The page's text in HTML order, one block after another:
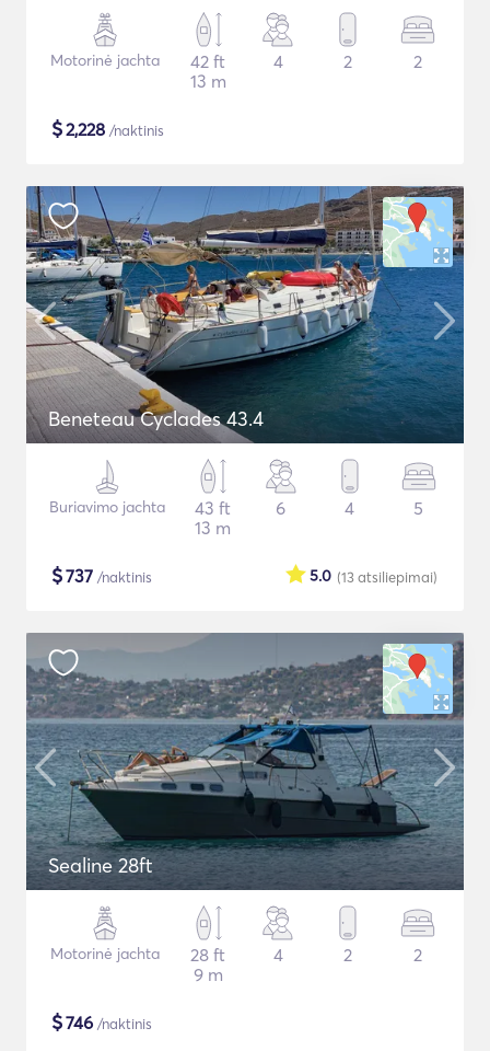
Motorinė jachta
42 ft
13 m
4 2 2
$2,228 /naktinis
Beneteau Cyclades 43.4
Buriavimo jachta
43 ft
13 m
6 4 5
$737 /naktinis (13atsiliepimai)
5.0
Sealine 28ft
Motorinė jachta
28 ft
9 m
4 2 2
$746 /naktinis